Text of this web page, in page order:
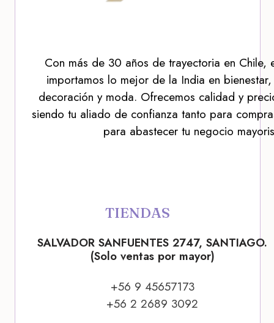
Con más de 30 años de trayectoria en Chile,
importamos lo mejor de la India en
decoración y moda. Ofrecemos calidad y
siendo tu aliado de confianza tanto para
para abastecer tu negocio
TIENDAS
SALVADOR SANFUENTES 2747, SANTIAGO.
(Solo ventas por mayor)
+56 9 45657173
+56 2 2689 3092